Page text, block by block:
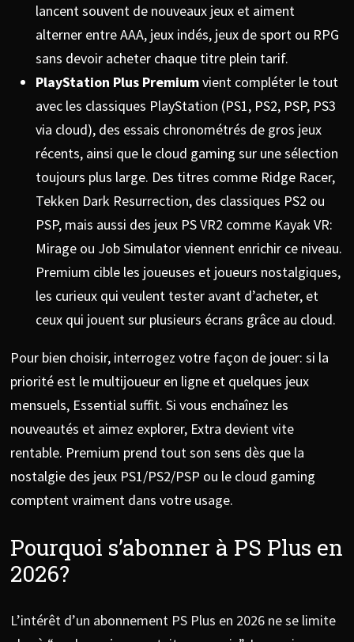
lancent souvent de nouveaux jeux et aiment
alterner entre AAA, jeux indés, jeux de sport ou RPG
sans devoir acheter chaque titre plein tarif.
PlayStation Plus Premiumvient compléter le tout
avec les classiques PlayStation (PS1, PS2, PSP, PS3
via cloud), des essais chronométrés de gros jeux
récents, ainsi que le cloud gaming sur une sélection
toujours plus large. Des titres comme Ridge Racer,
Tekken Dark Resurrection, des classiques PS2 ou
PSP, mais aussi des jeux PS VR2 comme Kayak VR:
Mirage ou Job Simulator viennent enrichir ce niveau.
Premium cible les joueuses et joueurs nostalgiques,
les curieux qui veulent tester avant d’acheter, et
ceux qui jouent sur plusieurs écrans grâce au cloud.
Pour bien choisir, interrogez votre façon de jouer: si la
priorité est le multijoueur en ligne et quelques jeux
mensuels, Essential suffit. Si vous enchaînez les
nouveautés et aimez explorer, Extra devient vite
rentable. Premium prend tout son sens dès que la
nostalgie des jeux PS1/PS2/PSP ou le cloud gaming
comptent vraiment dans votre usage.
Pourquoi s’abonner à PS Plus en
2026?
L’intérêt d’un abonnement PS Plus en 2026 ne se limite